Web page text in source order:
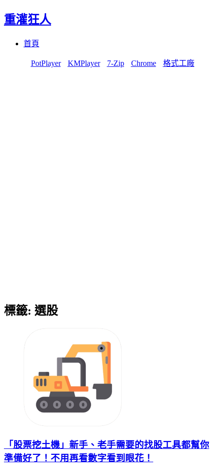
重灌狂人
首頁
PotPlayer KMPlayer 7-Zip Chrome 格式工廠
標籤: 選股
「股票挖土機」新手、老手需要的找股工具都幫你
準備好了！不用再看數字看到眼花！